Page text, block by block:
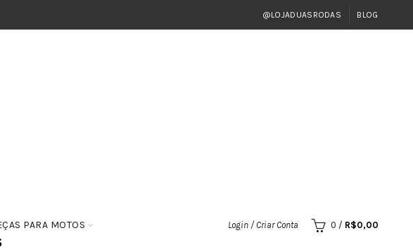
@LOJADUASRODAS BLOG
PARA MOTOS Login / Criar Conta 0 / R$0,00